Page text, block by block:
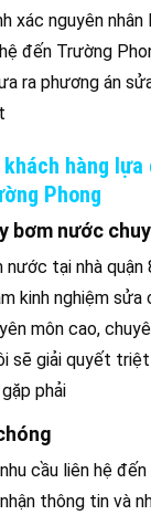
xác nguyên
đến Trường
ra phương án
hàng lựa
Phong
bơm nước
nước tại nhà
kinh nghiệm
môn cao,
sẽ giải quyết
phải
cầu liên hệ
thông tin và